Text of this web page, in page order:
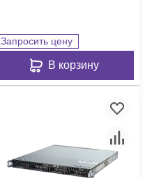
Запросить цену
В корзину